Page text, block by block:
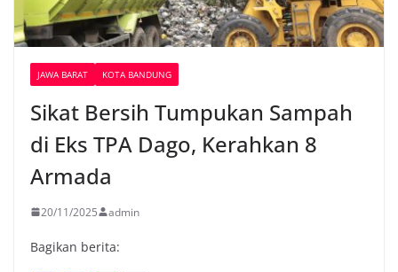
JAWA BARAT KOTA BANDUNG
Sikat Bersih Tumpukan Sampah
di Eks TPA Dago, Kerahkan 8
Armada
20/11/2025 admin
Bagikan berita: